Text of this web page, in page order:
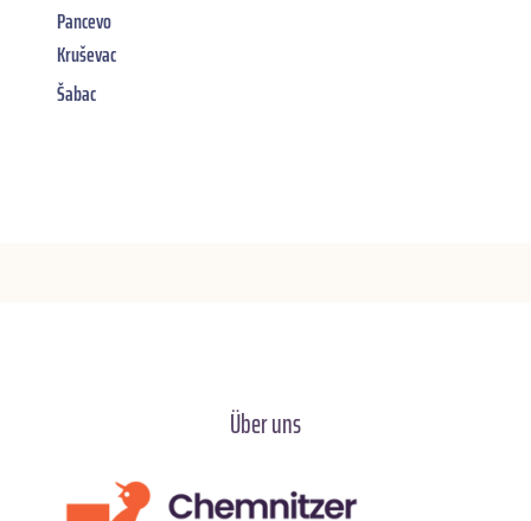
Pancevo
Kruševac
Šabac
Über uns